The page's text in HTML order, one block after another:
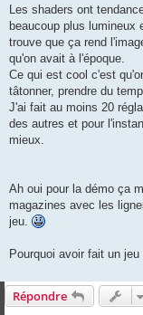
Les shaders ont
beaucoup plus
trouve que ça rend
qu'on avait à l'époque.
Ce qui est cool c'est
tâtonner, prendre du
J'ai fait au moins 20
des autres et pour
mieux.
Ah oui pour la démo ça
magazines avec les
jeu.
Pourquoi avoir fait un
Répondre